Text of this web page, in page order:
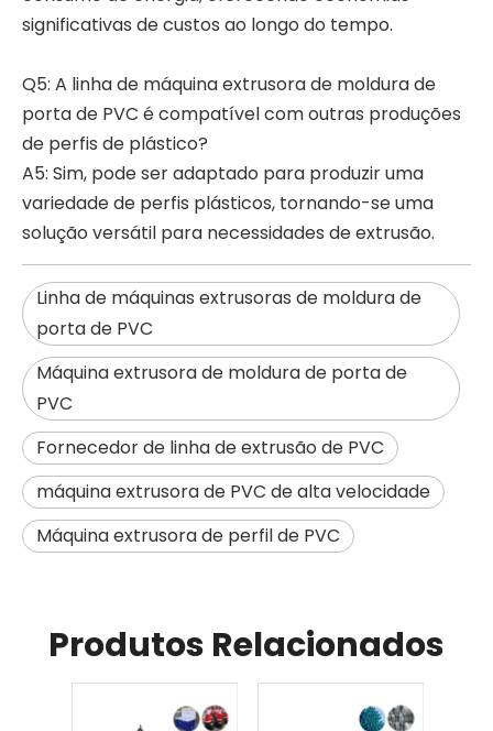
significativas de custos ao longo do tempo.
Q5: A linha de máquina extrusora de moldura de
porta de PVC é compatível com outras produções
de perfis de plástico?
A5: Sim, pode ser adaptado para produzir uma
variedade de perfis plásticos, tornando-se uma
solução versátil para necessidades de extrusão.
Linha de máquinas extrusoras de moldura de
porta de PVC
Máquina extrusora de moldura de porta de
PVC
Fornecedor de linha de extrusão de PVC
máquina extrusora de PVC de alta velocidade
Máquina extrusora de perfil de PVC
Produtos Relacionados